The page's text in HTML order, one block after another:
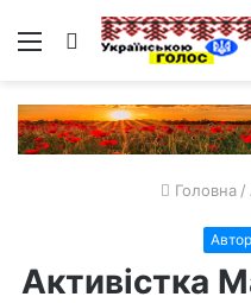
Меню Пошук
Головна /
Активістка